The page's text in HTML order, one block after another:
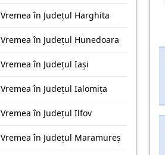
Vremea în Județul Harghita
Vremea în Județul Hunedoara
Vremea în Județul Iaşi
Vremea în Județul Ialomiţa
Vremea în Județul Ilfov
Vremea în Județul Maramureş